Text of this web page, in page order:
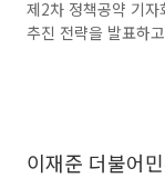
제2차 정책공약 기
추진 전략을 발표하
이재준 더불어